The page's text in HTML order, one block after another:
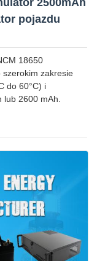
2500mAh
pojazdu
18650
szerokim zakresie
do 60°C) i
lub 2600 mAh.